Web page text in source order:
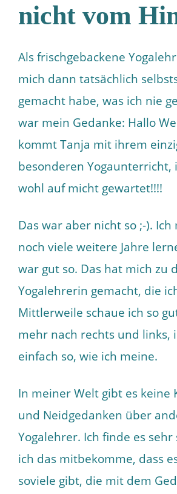
nicht vom
Als frischgebackene
mich dann tatsächlich
gemacht habe, was ich nie
war mein Gedanke: Hallo
kommt Tanja mit ihrem
besonderen Yogaunterricht,
wohl auf micht gewartet!!!!
Das war aber nicht so ;-).
noch viele weitere Jahre
war gut so. Das hat mich zu
Yogalehrerin gemacht, die
Mittlerweile schaue ich so
mehr nach rechts und links,
einfach so, wie ich meine.
In meiner Welt gibt es keine
und Neidgedanken über
Yogalehrer. Ich finde es
ich das mitbekomme, dass
soviele gibt, die mit dem